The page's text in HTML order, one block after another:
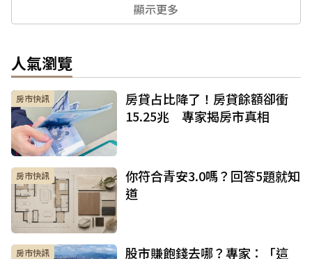
顯示更多
人氣瀏覽
房市快訊
房貸占比降了！房貸餘額卻衝
15.25兆 專家揭房市真相
房市快訊
你符合青安3.0嗎？回答5題就知
道
房市快訊
股市賺飽錢去哪？專家：「這